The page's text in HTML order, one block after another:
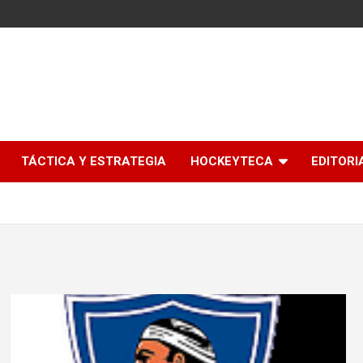
TÁCTICA Y ESTRATEGIA HOCKEYTECA